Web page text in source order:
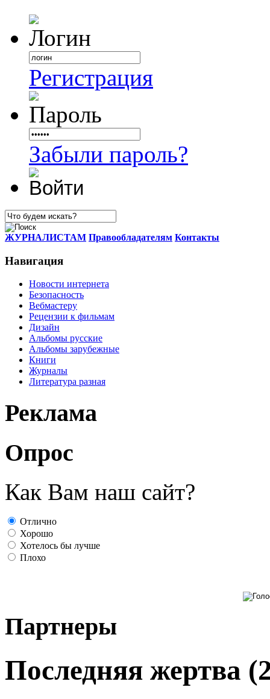
Регистрация
Забыли пароль?
ЖУРНАЛИСТАМ Правообладателям Контакты
Навигация
Новости интернета
Безопасность
Вебмастеру
Рецензии к фильмам
Дизайн
Альбомы русские
Альбомы зарубежные
Книги
Журналы
Литература разная
Реклама
Опрос
Как Вам наш сайт?
Отлично
Хорошо
Хотелось бы лучше
Плохо
Партнеры
Последняя жертва